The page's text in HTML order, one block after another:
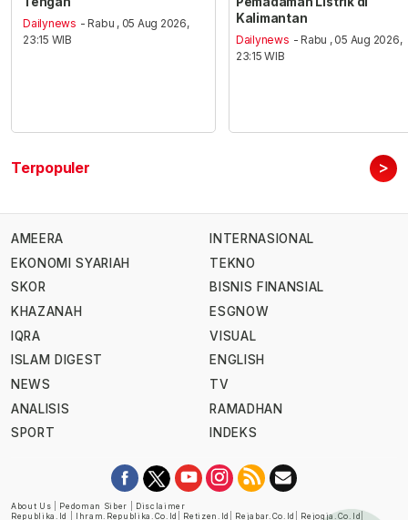
Dailynews - Rabu , 05 Aug 2026,
23:15 WIB
Kalimantan
Dailynews - Rabu , 05 Aug 2026,
23:15 WIB
Terpopuler >
AMEERA
EKONOMI SYARIAH
SKOR
KHAZANAH
IQRA
ISLAM DIGEST
NEWS
ANALISIS
SPORT
INTERNASIONAL
TEKNO
BISNIS FINANSIAL
ESGNOW
VISUAL
ENGLISH
TV
RAMADHAN
INDEKS
About Us Pedoman Siber
Disclaimer
Republika.id
Ihram.republika.co.id Retizen.id Rejabar.co.id Rejogja.co.id